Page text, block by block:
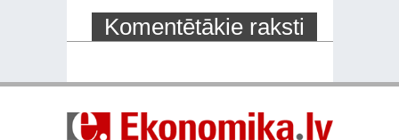
Komentētākie raksti